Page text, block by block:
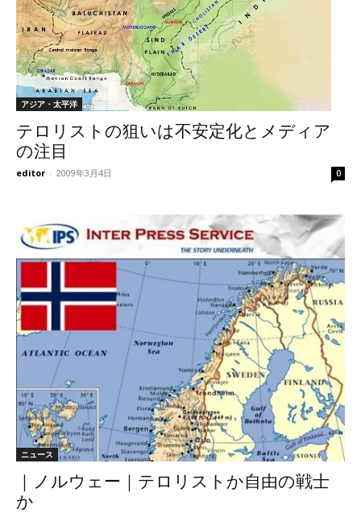
アジア・太平洋
テロリストの狙いは不安定化とメディア
の注目
editor - 2009年3月4日 0
ニュース
｜ノルウェー｜テロリストか自由の戦士
か